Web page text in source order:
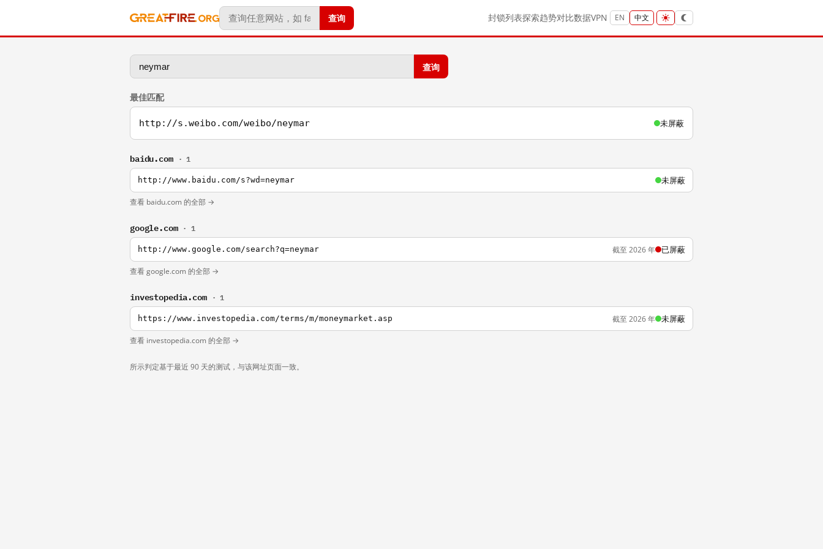
查询 封锁列表探索趋势对比数据VPN EN 中文
查询
最佳匹配
http://s.weibo.com/weibo/neymar 未屏蔽
baidu.com · 1
http://www.baidu.com/s?wd=neymar 未屏蔽
查看 baidu.com 的全部 →
google.com · 1
http://www.google.com/search?q=neymar 截至 2026 年 已屏蔽
查看 google.com 的全部 →
investopedia.com · 1
https://www.investopedia.com/terms/m/moneymarket.asp 截至 2026 年 未屏蔽
查看 investopedia.com 的全部 →
所示判定基于最近 90 天的测试，与该网址页面一致。